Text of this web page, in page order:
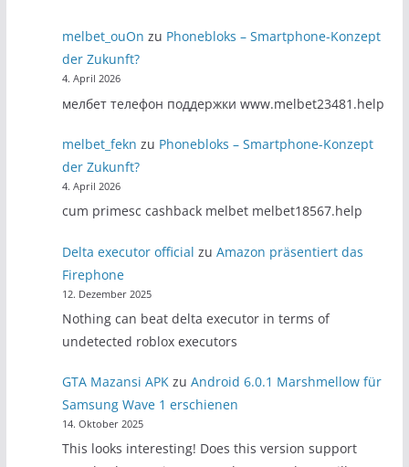
melbet_ouOn zu Phonebloks – Smartphone-Konzept
der Zukunft?
4. April 2026
мелбет телефон поддержки www.melbet23481.help
melbet_fekn zu Phonebloks – Smartphone-Konzept
der Zukunft?
4. April 2026
cum primesc cashback melbet melbet18567.help
Delta executor official zuAmazon präsentiert das
Firephone
12. Dezember 2025
Nothing can beat delta executor in terms of
undetected roblox executors
GTA Mazansi APK zuAndroid 6.0.1 Marshmellow für
Samsung Wave 1 erschienen
14. Oktober 2025
This looks interesting! Does this version support